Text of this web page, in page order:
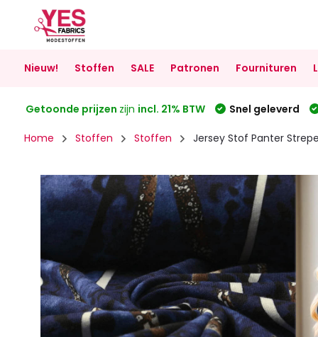
Nieuw! Stoffen SALE Patronen Fournituren
Getoonde prijzen zijn incl. 21% BTW Snel geleverd
Home Stoffen Stoffen Jersey Stof Panter